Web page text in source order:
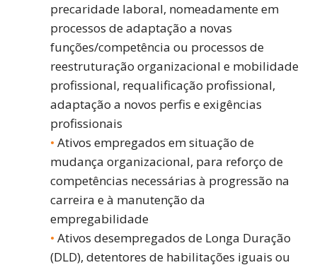
precaridade laboral, nomeadamente em
processos de adaptação a novas
funções/competência ou processos de
reestruturação organizacional e mobilidade
profissional, requalificação profissional,
adaptação a novos perfis e exigências
profissionais
Ativos empregados em situação de
mudança organizacional, para reforço de
competências necessárias à progressão na
carreira e à manutenção da
empregabilidade
Ativos desempregados de Longa Duração
(DLD), detentores de habilitações iguais ou